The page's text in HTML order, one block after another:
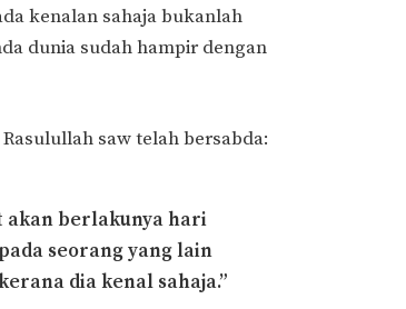
kenalan sahaja bukanlah
dunia sudah hampir dengan
saw telah bersabda:
akan berlakunya hari
seorang yang lain
dia kenal sahaja.”